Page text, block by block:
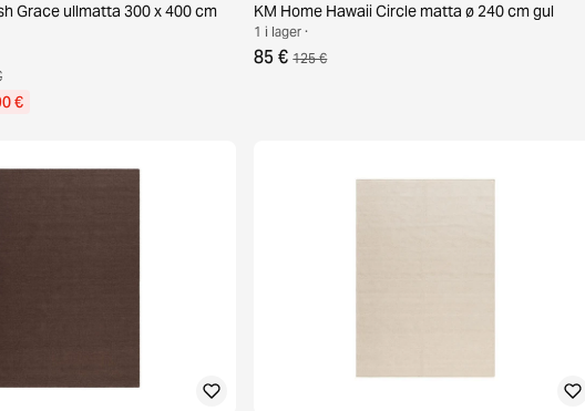
Grace ullmatta 300 x 400 cm
€
KM Home Hawaii Circle matta ø 240 cm gul
1 i lager ·
85 € 125 €